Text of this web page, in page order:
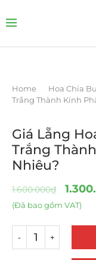
Home Hoa Chia
Trắng Thành Kính
Giá Lẵng
Trắng
Nhiêu?
1.600.000₫
(Đã bao gồm VAT)